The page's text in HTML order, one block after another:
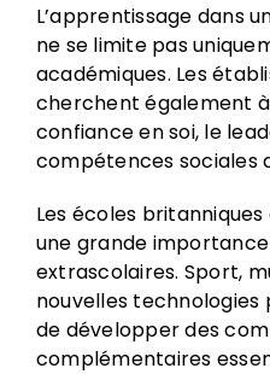
L’apprentissage dans
ne se limite pas
académiques. Les
cherchent également
confiance en soi, le
compétences sociales
Les écoles
une grande
extrascolaires. Sport,
nouvelles
de développer des
complémentaires